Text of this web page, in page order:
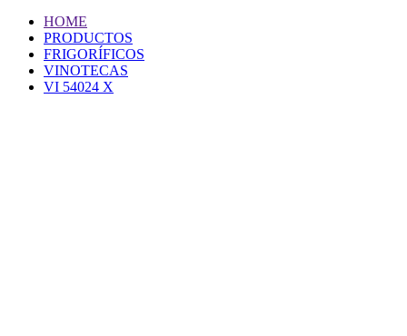
HOME
PRODUCTOS
FRIGORÍFICOS
VINOTECAS
VI 54024 X